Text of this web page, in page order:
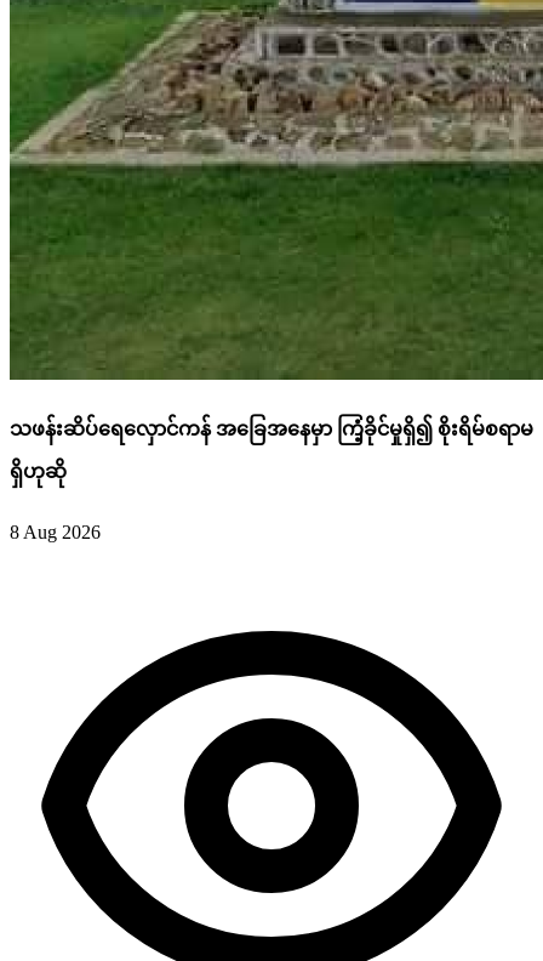
သဖန်းဆိပ်ရေလှောင်ကန် အခြေအနေမှာ ကြံ့ခိုင်မှုရှိ၍ စိုးရိမ်စရာမ
ရှိဟုဆို
8 Aug 2026